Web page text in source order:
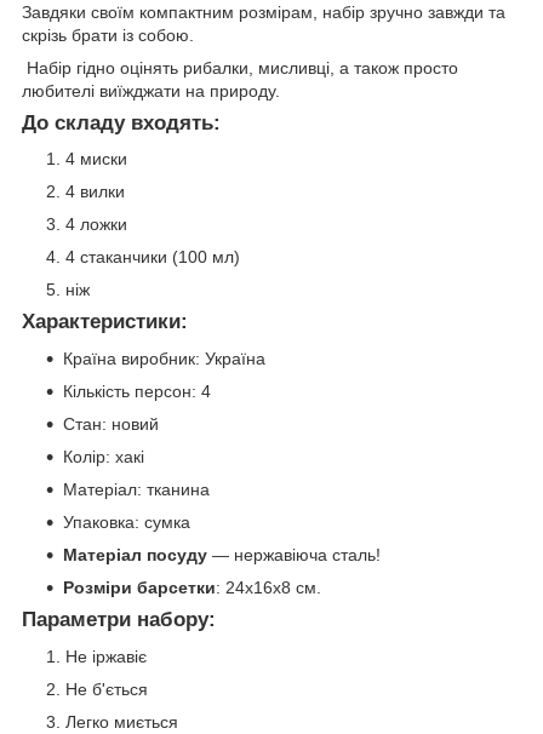
Завдяки своїм компактним розмірам, набір зручно завжди та
скрізь брати із собою.
Набір гідно оцінять рибалки, мисливці, а також просто
любителі виїжджати на природу.
До складу входять:
4 миски
4 вилки
4 ложки
4 стаканчики (100 мл)
ніж
Характеристики:
Країна виробник: Україна
Кількість персон: 4
Стан: новий
Колір: хакі
Матеріал: тканина
Упаковка: сумка
Матеріал посуду ― нержавіюча сталь!
Розміри барсетки: 24х16х8 см.
Параметри набору:
Не іржавіє
Не б'ється
Легко миється